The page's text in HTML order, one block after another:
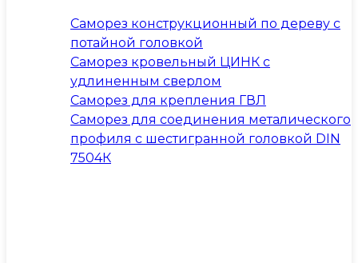
Саморез конструкционный по дереву с
потайной головкой
Саморез кровельный ЦИНК с
удлиненным сверлом
Саморез для крепления ГВЛ
Саморез для соединения металического
профиля с шестигранной головкой DIN
7504К